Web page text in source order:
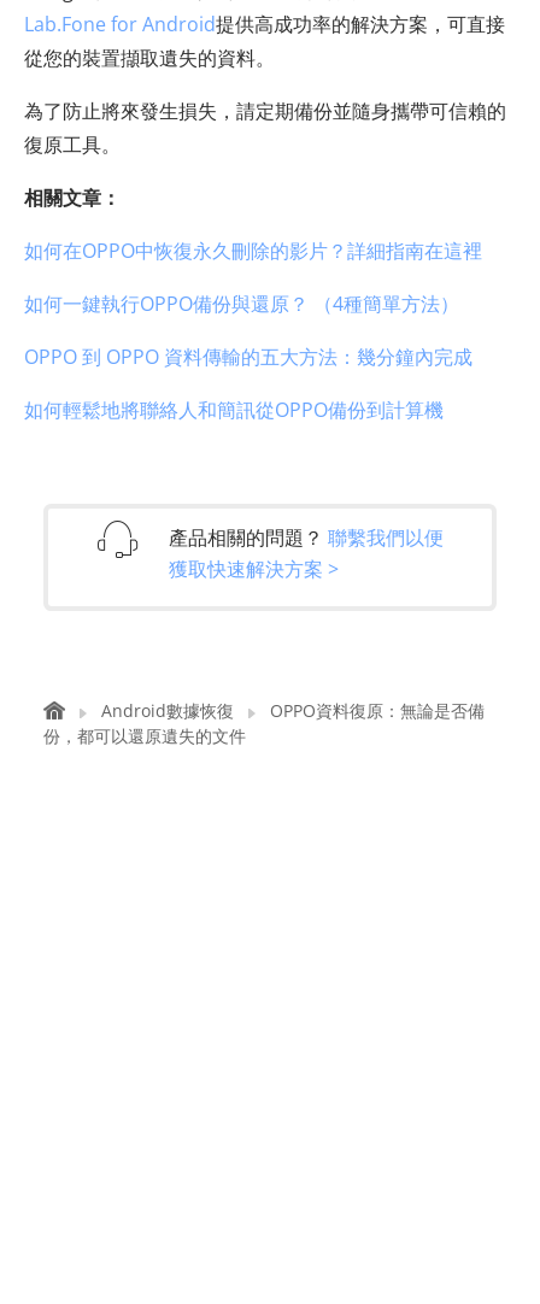
Lab.Fone for Android提供高成功率的解決方案，可直接
從您的裝置擷取遺失的資料。
為了防止將來發生損失，請定期備份並隨身攜帶可信賴的
復原工具。
相關文章：
如何在OPPO中恢復永久刪除的影片？詳細指南在這裡
如何一鍵執行OPPO備份與還原？ （4種簡單方法）
OPPO 到 OPPO 資料傳輸的五大方法：幾分鐘內完成
如何輕鬆地將聯絡人和簡訊從OPPO備份到計算機
產品相關的問題？ 聯繫我們以便
獲取快速解決方案 >
Android數據恢復
OPPO資料復原：無論是否備
份，都可以還原遺失的文件